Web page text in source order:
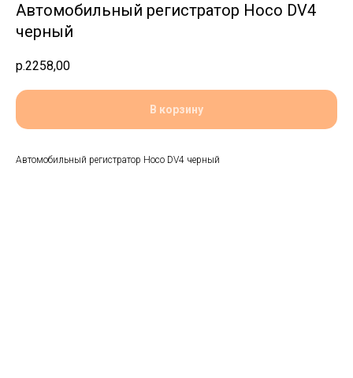
Автомобильный регистратор Hoco DV4
черный
р.2258,00
В корзину
Автомобильный регистратор Hoco DV4 черный